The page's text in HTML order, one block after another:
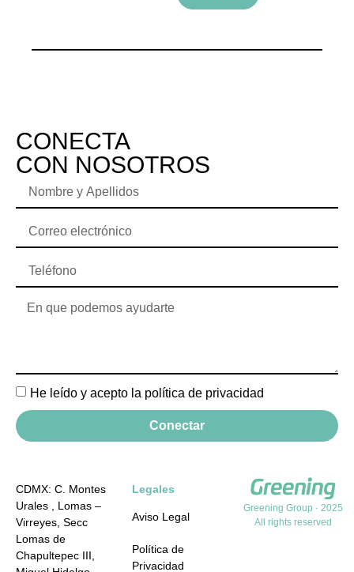
CONECTA
CON NOSOTROS
He leído y acepto la política de privacidad
Conectar
CDMX: C. Montes
Urales , Lomas –
Virreyes, Secc
Lomas de
Chapultepec III,
Legales
Aviso Legal
Política de
Privacidad
Greening Group · 2025
All rights reserved